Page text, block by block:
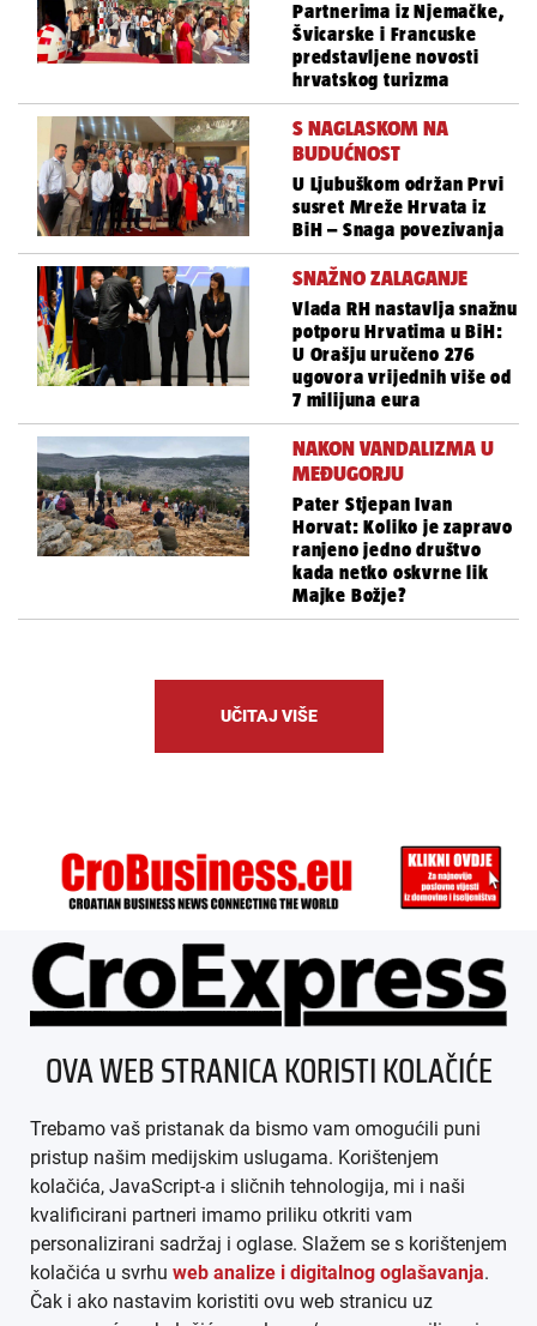
Partnerima iz Njemačke,
Švicarske i Francuske
predstavljene novosti
hrvatskog turizma
S NAGLASKOM NA
BUDUĆNOST
U Ljubuškom održan Prvi
susret Mreže Hrvata iz
BiH – Snaga povezivanja
SNAŽNO ZALAGANJE
Vlada RH nastavlja snažnu
potporu Hrvatima u BiH:
U Orašju uručeno 276
ugovora vrijednih više od
7 milijuna eura
NAKON VANDALIZMA U
MEĐUGORJU
Pater Stjepan Ivan
Horvat: Koliko je zapravo
ranjeno jedno društvo
kada netko oskvrne lik
Majke Božje?
UČITAJ VIŠE
ÜBER UNS
IMPRESSUM
AGB
DATENSCHUTZ
MEDIADATEN
ARHIVA (PDF)
OVA WEB STRANICA KORISTI KOLAČIĆE
Trebamo vaš pristanak da bismo vam omogućili puni
pristup našim medijskim uslugama. Korištenjem
kolačića, JavaScript-a i sličnih tehnologija, mi i naši
kvalificirani partneri imamo priliku otkriti vam
personalizirani sadržaj i oglase. Slažem se s korištenjem
kolačića u svrhu web analize i digitalnog oglašavanja.
Čak i ako nastavim koristiti ovu web stranicu uz